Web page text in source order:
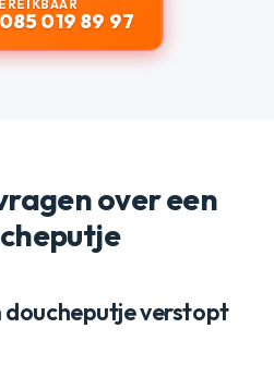
019 89 97
over een
doucheputje verstopt